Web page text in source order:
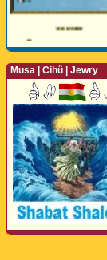
Musa | Cihû | Jewry